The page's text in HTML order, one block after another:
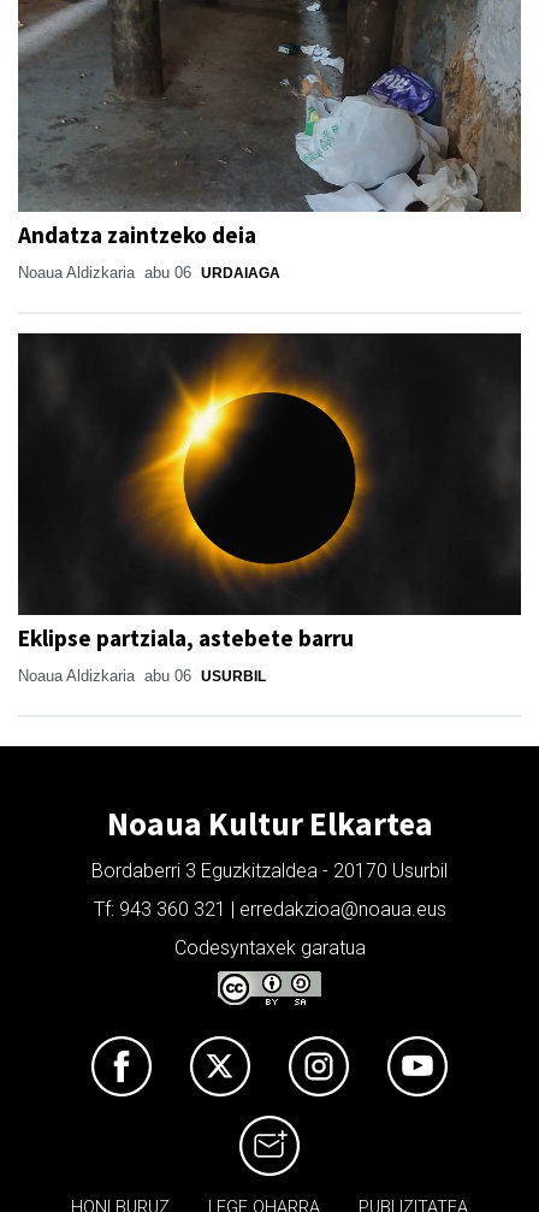
Andatza zaintzeko deia
Noaua Aldizkaria abu 06 URDAIAGA
Eklipse partziala, astebete barru
Noaua Aldizkaria abu 06 USURBIL
Noaua Kultur Elkartea
Bordaberri 3 Eguzkitzaldea - 20170 Usurbil
Tf: 943 360 321 | erredakzioa@noaua.eus
Codesyntaxek garatua
HONI BURUZ LEGE OHARRA PUBLIZITATEA